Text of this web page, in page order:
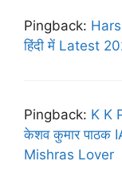
Pingback:
हिंदी में Latest
Pingback: K K
केशव कुमार पाठक
Mishras Lover